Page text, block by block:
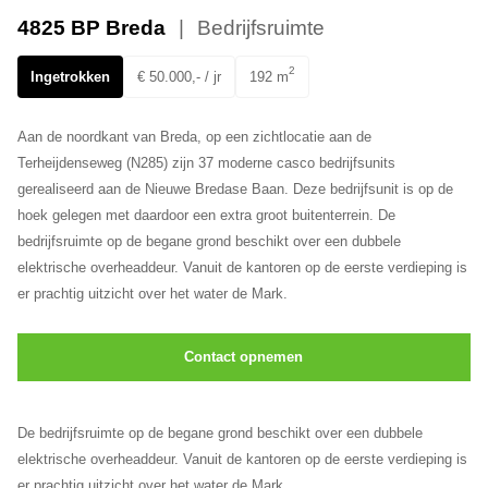
4825 BP Breda Bedrijfsruimte
Ingetrokken € 50.000,- / jr 192 m2
Aan de noordkant van Breda, op een zichtlocatie aan de
Terheijdenseweg (N285) zijn 37 moderne casco bedrijfsunits
gerealiseerd aan de Nieuwe Bredase Baan. Deze bedrijfsunit is op de
hoek gelegen met daardoor een extra groot buitenterrein. De
bedrijfsruimte op de begane grond beschikt over een dubbele
elektrische overheaddeur. Vanuit de kantoren op de eerste verdieping is
er prachtig uitzicht over het water de Mark.
Contact opnemen
De bedrijfsruimte op de begane grond beschikt over een dubbele
elektrische overheaddeur. Vanuit de kantoren op de eerste verdieping is